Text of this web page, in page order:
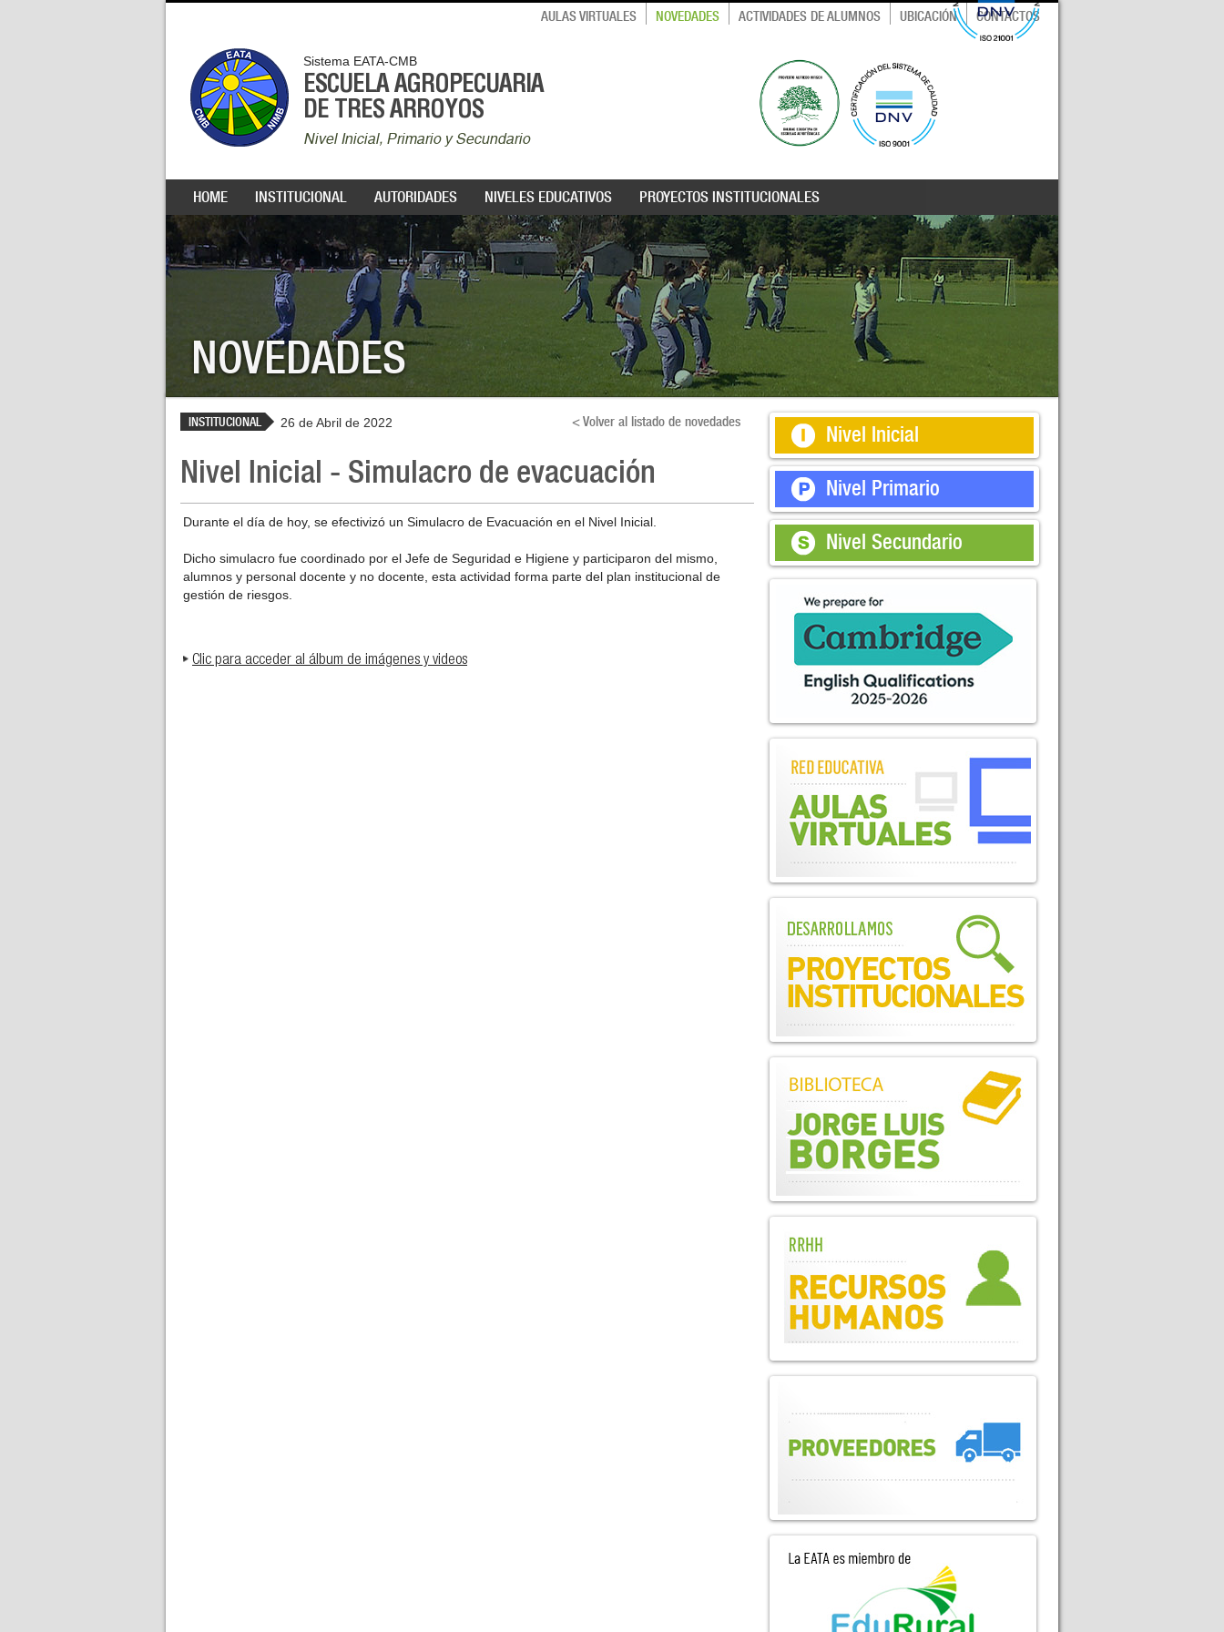
AULAS VIRTUALES NOVEDADES ACTIVIDADES DE ALUMNOS UBICACIÓN CONTACTOS
Sistema EATA-CMB
ESCUELA AGROPECUARIA
DE TRES ARROYOS
Nivel Inicial, Primario y Secundario
HOME INSTITUCIONAL AUTORIDADES NIVELES EDUCATIVOS PROYECTOS INSTITUCIONALES
NOVEDADES
INSTITUCIONAL 26 de Abril de 2022 < Volver al listado de novedades
Nivel Inicial - Simulacro de evacuación
Durante el día de hoy, se efectivizó un Simulacro de Evacuación en el Nivel Inicial.
Dicho simulacro fue coordinado por el Jefe de Seguridad e Higiene y participaron del mismo,
alumnos y personal docente y no docente, esta actividad forma parte del plan institucional de
gestión de riesgos.
Clic para acceder al álbum de imágenes y videos
Nivel Inicial
Nivel Primario
Nivel Secundario